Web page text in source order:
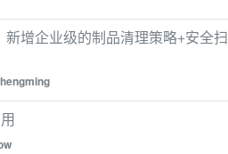
增企业级的制品清理策略+安全扫